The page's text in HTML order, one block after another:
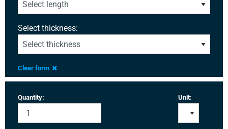
Select thickness:
Clear form
Quantity: Unit: